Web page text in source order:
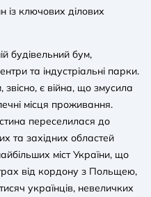
із ключових ділових
будівельний бум,
та індустріальні парки.
є війна, що змусила
місця проживання.
переселилася до
та західних областей
міст України, що
від кордону з Польщею,
українців, невеличких